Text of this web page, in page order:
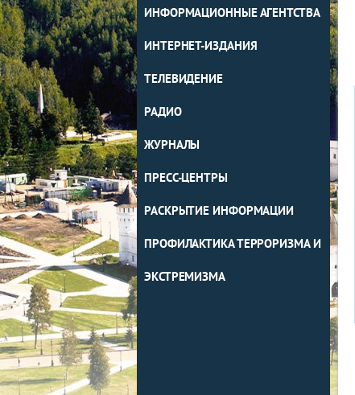
ИНФОРМАЦИОННЫЕ АГЕНТСТВА
ИНТЕРНЕТ-ИЗДАНИЯ
ТЕЛЕВИДЕНИЕ
РАДИО
ЖУРНАЛЫ
ПРЕСС-ЦЕНТРЫ
РАСКРЫТИЕ ИНФОРМАЦИИ
ПРОФИЛАКТИКА ТЕРРОРИЗМА И
ЭКСТРЕМИЗМА